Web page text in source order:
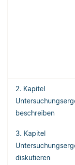
2. Kapitel
beschreiben
3. Kapitel
diskutieren